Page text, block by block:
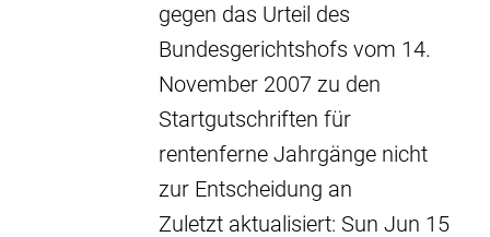
gegen das Urteil des
Bundesgerichtshofs vom 14.
November 2007 zu den
Startgutschriften für
rentenferne Jahrgänge nicht
zur Entscheidung an
Zuletzt aktualisiert: Sun Jun 15